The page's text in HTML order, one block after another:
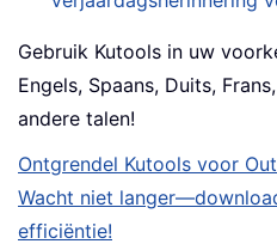
Gebruik Kutools in uw
Engels, Spaans, Duits,
andere talen!
Ontgrendel Kutools voor
Wacht niet
efficiëntie!